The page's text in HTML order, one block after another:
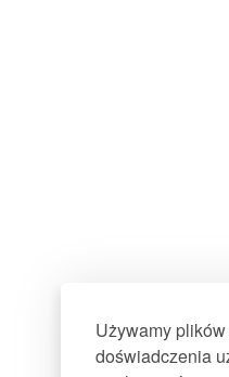
Używamy
doświadczenia